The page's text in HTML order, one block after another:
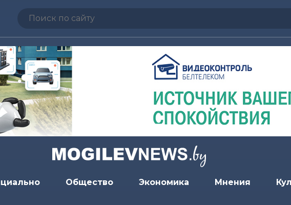
Общество Экономика Мнения